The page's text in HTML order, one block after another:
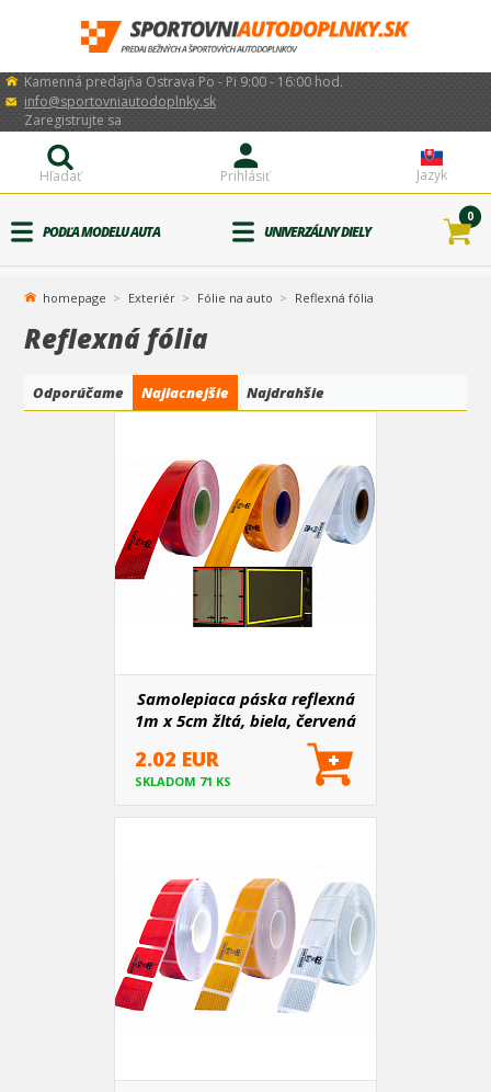
Kamenná predajňa Ostrava Po - Pi 9:00 - 16:00 hod.
info@sportovniautodoplnky.sk
Jazyk
Prihlásiť
Zaregistrujte sa
Hľadať
PODĽA MODELU AUTA UNIVERZÁLNY DIELY
0
homepage Exteriér Fólie na auto Reflexná fólia
Reflexná fólia
Odporúčame Najlacnejšie Najdrahšie
Samolepiaca páska reflexná
1m x 5cm žltá, biela, červená
2.02 EUR
SKLADOM 71 KS